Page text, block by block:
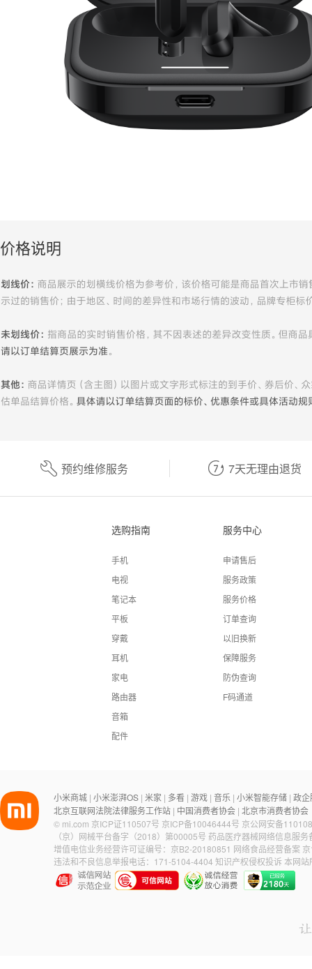
价格说明
预约维修服务 7天无理由退货
选购指南
手机
电视
笔记本
平板
穿戴
耳机
家电
路由器
音箱
配件
服务中心
申请售后
服务政策
服务价格
订单查询
以旧换新
保障服务
防伪查询
F码通道
小米商城 | 小米澎湃OS | 米家 | 多看 | 游戏 | 音乐 | 小米智能存储 | 政企
北京互联网法院法律服务工作站 | 中国消费者协会 | 北京市消费者协会
© mi.com 京ICP证110507号 京ICP备10046444号 京公网安备
（京）网械平台备字（2018）第00005号 药品医疗器械网络信息服
增值电信业务经营许可证编号：京B2-20180851 网络食品经营备案
违法和不良信息举报电话：171-5104-4404 知识产权侵权投诉 本网